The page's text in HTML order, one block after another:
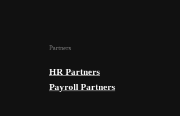
Partners
HR Partners
Payroll Partners